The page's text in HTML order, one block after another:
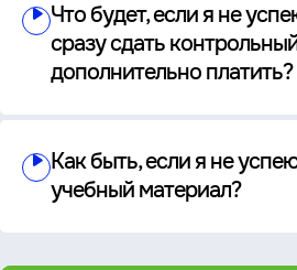
Что будет, если я не
сразу сдать
дополнительно платить?
Как быть, если я не
учебный материал?